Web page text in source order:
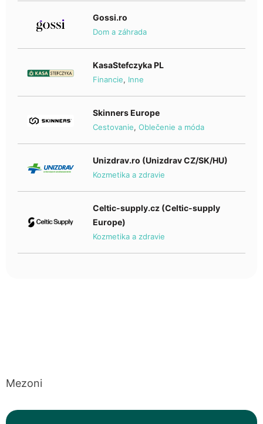
Gossi.ro
Dom a záhrada
KasaStefczyka PL
Financie, Inne
Skinners Europe
Cestovanie, Oblečenie a móda
Unizdrav.ro (Unizdrav CZ/SK/HU)
Kozmetika a zdravie
Celtic-supply.cz (Celtic-supply
Europe)
Kozmetika a zdravie
Mezoni